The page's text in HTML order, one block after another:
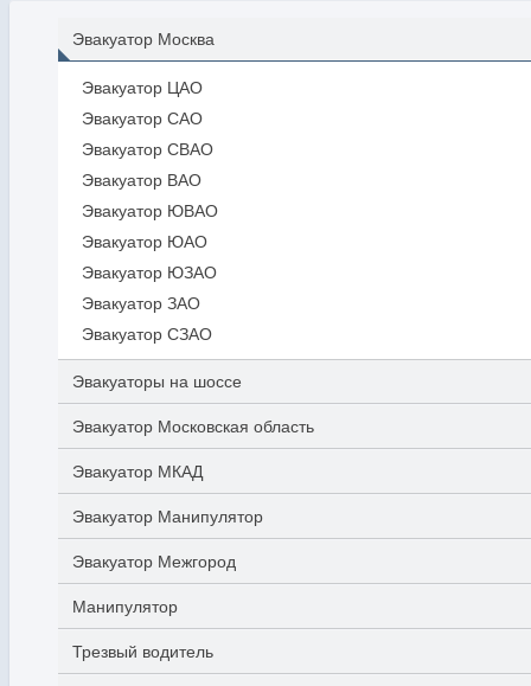
Эвакуатор Москва
Эвакуатор ЦАО
Эвакуатор САО
Эвакуатор СВАО
Эвакуатор ВАО
Эвакуатор ЮВАО
Эвакуатор ЮАО
Эвакуатор ЮЗАО
Эвакуатор ЗАО
Эвакуатор СЗАО
Эвакуаторы на шоссе
Эвакуатор Московская область
Эвакуатор МКАД
Эвакуатор Манипулятор
Эвакуатор Межгород
Манипулятор
Трезвый водитель